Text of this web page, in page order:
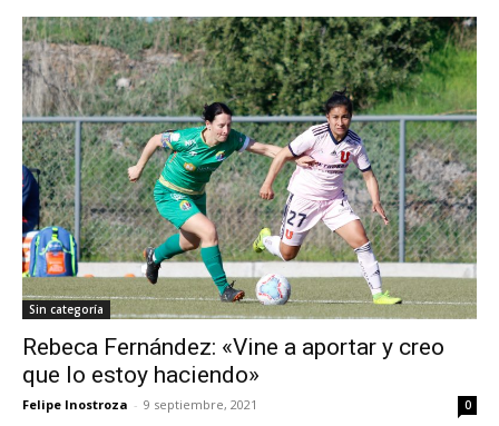
Sin categoría
Rebeca Fernández: «Vine a aportar y creo
que lo estoy haciendo»
Felipe Inostroza - 9 septiembre, 2021 0